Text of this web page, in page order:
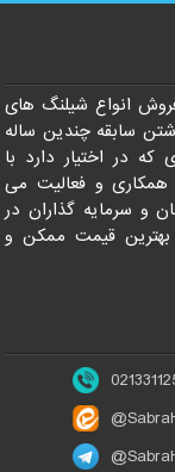
انواع شیلنگ های
سابقه چندین ساله
در اختیار دارد با
و فعالیت می
و سرمایه گذاران در
قیمت ممکن و